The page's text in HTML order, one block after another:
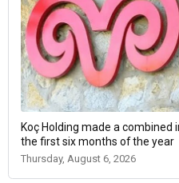
Koç Holding made a combined
the first six months of the year
Thursday, August 6, 2026